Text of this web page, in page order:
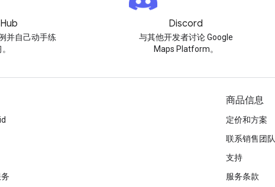
并自己动手练
Discord
与其他开发者讨论 Google
Maps Platform。
商品信息
定价和方案
联系销售团队
支持
服务条款